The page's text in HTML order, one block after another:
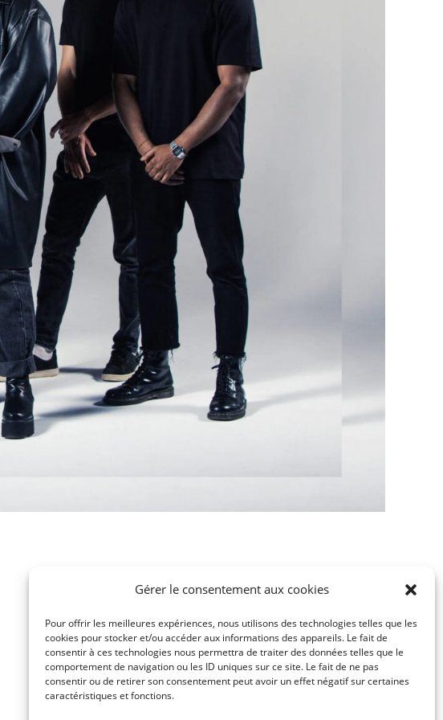
Gérer le consentement aux cookies
Pour offrir les meilleures expériences, nous utilisons des technologies telles que les
cookies pour stocker et/ou accéder aux informations des appareils. Le fait de
consentir à ces technologies nous permettra de traiter des données telles que le
comportement de navigation ou les ID uniques sur ce site. Le fait de ne pas
consentir ou de retirer son consentement peut avoir un effet négatif sur certaines
caractéristiques et fonctions.
Infos Pratiques
Nous contacter
Les accès